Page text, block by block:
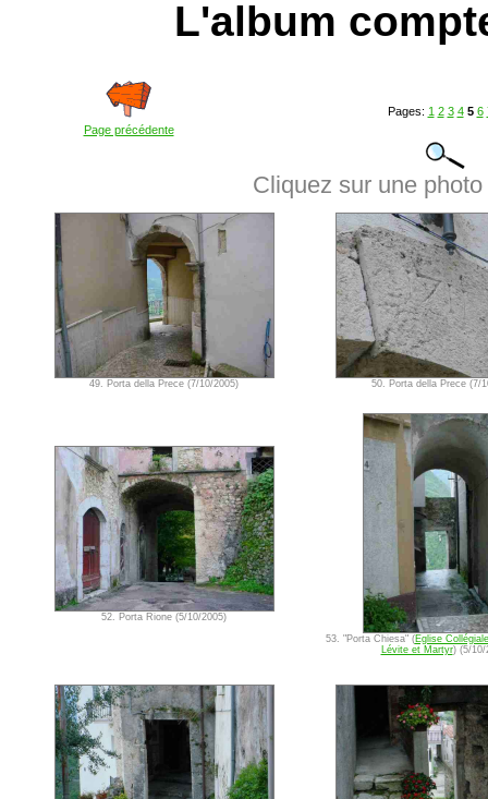
L'album
Page précédente
Pages: 1 2 3 4 5 6
Cliquez sur une
49. Porta della Prece (7/10/2005) 50. Porta della Prece (7/
52. Porta Rione (5/10/2005)
53. "Porta Chiesa" (Eglise
Lévite et Martyr) (5/10/